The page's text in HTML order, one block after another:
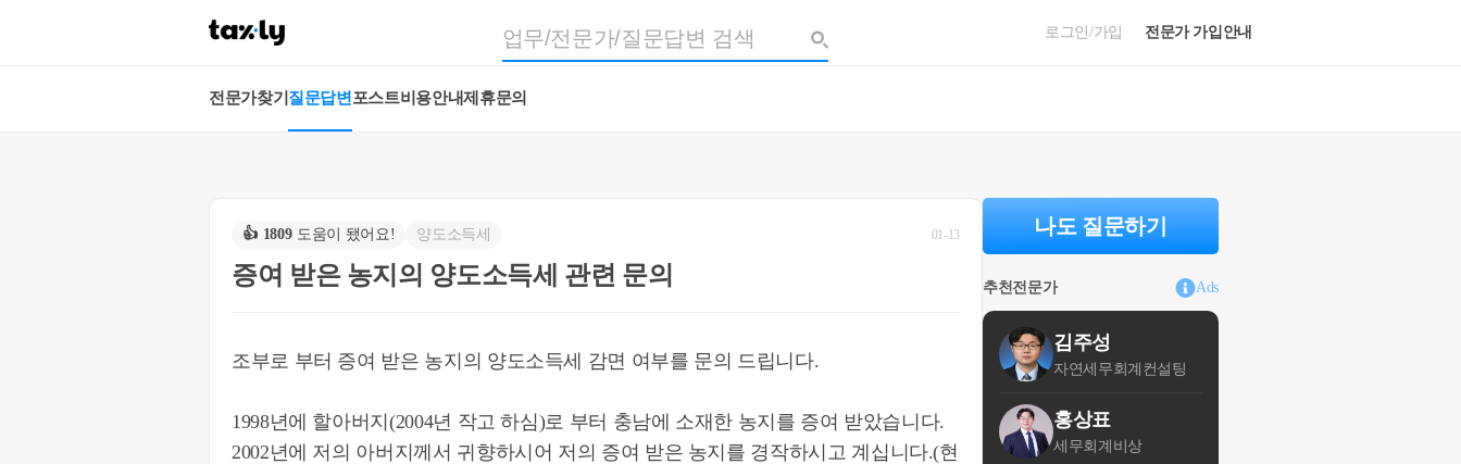
로그인/가입 전문가 가입안내
전문가찾기 질문답변 포스트비용안내제휴문의
👍 1809 도움이 됐어요! 양도소득세 01-13
증여 받은 농지의 양도소득세 관련 문의
조부로 부터 증여 받은 농지의 양도소득세 감면 여부를 문의 드립니다.
1998년에 할아버지(2004년 작고 하심)로 부터 충남에 소재한 농지를 증여 받았습니다.
2002년에 저의 아버지께서 귀향하시어 저의 증여 받은 농지를 경작하시고 계십니다.(현
나도 질문하기
추천전문가 Ads
김주성
자연세무회계컨설팅
홍상표
세무회계비상